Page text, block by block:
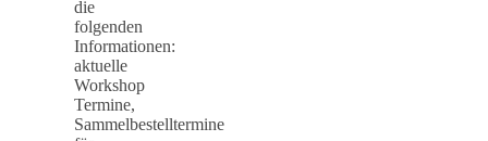
die
folgenden
Informationen:
aktuelle
Workshop
Termine,
Sammelbestelltermine